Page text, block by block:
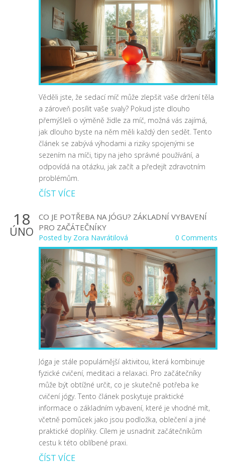
Věděli jste, že sedací míč může zlepšit vaše držení těla
a zároveň posílit vaše svaly? Pokud jste dlouho
přemýšleli o výměně židle za míč, možná vás zajímá,
jak dlouho byste na něm měli každý den sedět. Tento
článek se zabývá výhodami a riziky spojenými se
sezením na míči, tipy na jeho správné používání, a
odpovídá na otázku, jak začít a předejít zdravotním
problémům.
ČÍST VÍCE
18
ÚNO
CO JE POTŘEBA NA JÓGU? ZÁKLADNÍ VYBAVENÍ
PRO ZAČÁTEČNÍKY
Posted by Zora Navrátilová 0 Comments
Jóga je stále populárnější aktivitou, která kombinuje
fyzické cvičení, meditaci a relaxaci. Pro začátečníky
může být obtížné určit, co je skutečně potřeba ke
cvičení jógy. Tento článek poskytuje praktické
informace o základním vybavení, které je vhodné mít,
včetně pomůcek jako jsou podložka, oblečení a jiné
praktické doplňky. Cílem je usnadnit začátečníkům
cestu k této oblíbené praxi.
ČÍST VÍCE